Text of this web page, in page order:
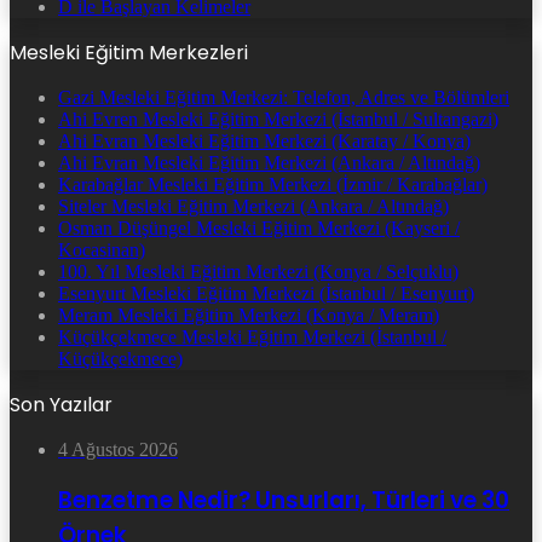
D ile Başlayan Kelimeler
Mesleki Eğitim Merkezleri
Gazi Mesleki Eğitim Merkezi: Telefon, Adres ve Bölümleri
Ahi Evren Mesleki Eğitim Merkezi (İstanbul / Sultangazi)
Ahi Evran Mesleki Eğitim Merkezi (Karatay / Konya)
Ahi Evran Mesleki Eğitim Merkezi (Ankara / Altındağ)
Karabağlar Mesleki Eğitim Merkezi (İzmir / Karabağlar)
Siteler Mesleki Eğitim Merkezi (Ankara / Altındağ)
Osman Düşüngel Mesleki Eğitim Merkezi (Kayseri /
Kocasinan)
100. Yıl Mesleki Eğitim Merkezi (Konya / Selçuklu)
Esenyurt Mesleki Eğitim Merkezi (İstanbul / Esenyurt)
Meram Mesleki Eğitim Merkezi (Konya / Meram)
Küçükçekmece Mesleki Eğitim Merkezi (İstanbul /
Küçükçekmece)
Son Yazılar
4 Ağustos 2026
Benzetme Nedir? Unsurları, Türleri ve 30